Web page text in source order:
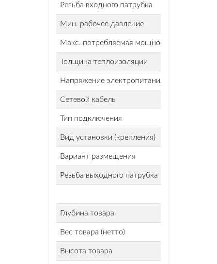
Резьба входного патрубка
Мин. рабочее давление
Макс. потребляемая мощность
Толщина теплоизоляции
Напряжение электропитания, В
Сетевой кабель
Тип подключения
Вид установки (крепления)
Вариант размещения
Резьба выходного патрубка
Глубина товара
Вес товара (нетто)
Высота товара